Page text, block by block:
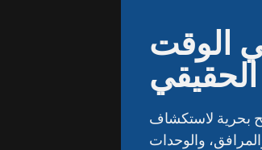
الوقت
الحقيقي
بحرية لاستكشاف
والوحدات
الوقت
الحقيقي
بحرية لاستكشاف
والوحدات